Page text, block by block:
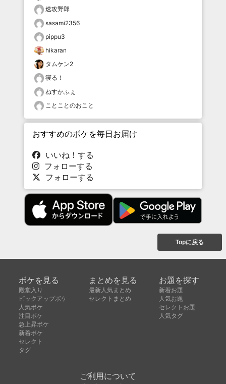
速攻野郎
sasami2356
pippu3
hikaran
タムケン2
寝る！
ねすかふぇ
ことことのおこと
おすすめのボケを毎日お届け
いいね！する
フォローする
フォローする
Topに戻る
ボケを見る
殿堂入り
ピックアップボケ
人気ボケ
注目ボケ
急上昇ボケ
新着ボケ
セレクト
タグ
まとめを見る
最新人気まとめ
セレクトまとめ
お題を探す
新着お題
人気お題
セレクトお題
人気タグ
ご利用について